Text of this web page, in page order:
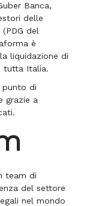
Banca,
delle
del
è
liquidazione di
tutta Italia.
punto di
grazie a
team di
del settore
nel mondo